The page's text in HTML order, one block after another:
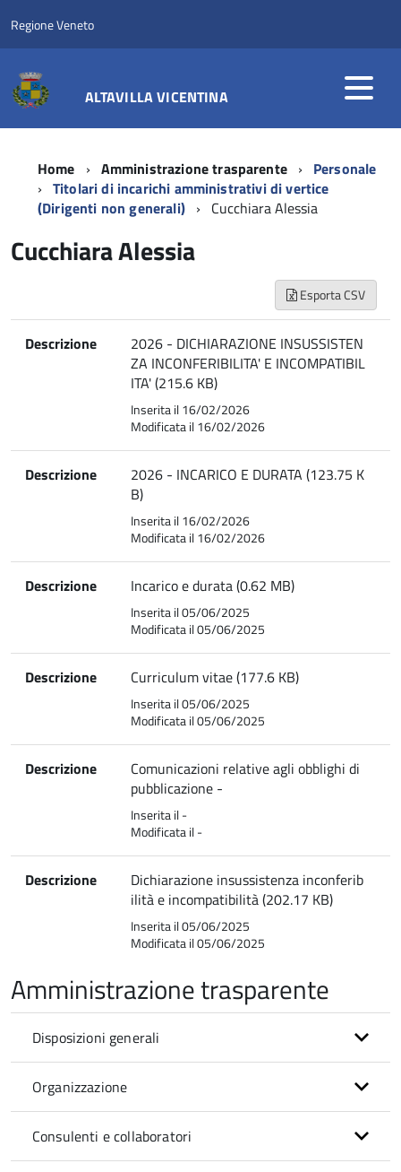
Regione Veneto
ALTAVILLA VICENTINA
Home Amministrazione trasparente
Personale
Titolari di incarichi amministrativi di vertice
(Dirigenti non generali)
Cucchiara Alessia
Cucchiara Alessia
Esporta CSV
Descrizione
2026 - DICHIARAZIONE INSUSSISTEN
ZA INCONFERIBILITA' E INCOMPATIBIL
ITA' (215.6 KB)
Inserita il 16/02/2026
Modificata il 16/02/2026
Descrizione
2026 - INCARICO E DURATA (123.75 K
B)
Inserita il 16/02/2026
Modificata il 16/02/2026
Descrizione Incarico e durata (0.62 MB)
Inserita il 05/06/2025
Modificata il 05/06/2025
Descrizione Curriculum vitae (177.6 KB)
Inserita il 05/06/2025
Modificata il 05/06/2025
Descrizione
Comunicazioni relative agli obblighi di
pubblicazione -
Inserita il -
Modificata il -
Descrizione
Dichiarazione insussistenza inconferib
ilità e incompatibilità (202.17 KB)
Inserita il 05/06/2025
Modificata il 05/06/2025
Amministrazione trasparente
Disposizioni generali
Organizzazione
Consulenti e collaboratori